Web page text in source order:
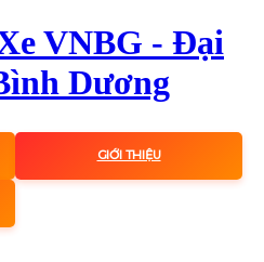
GIỚI THIỆU